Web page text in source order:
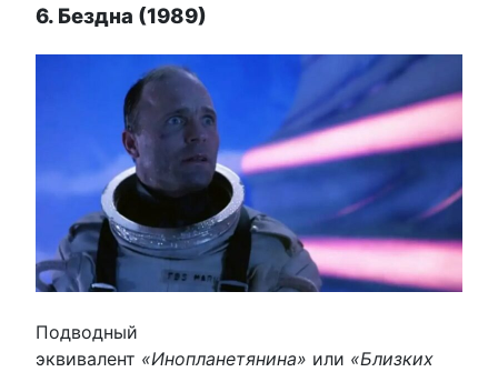
6. Бездна (1989)
Подводный
эквивалент «Инопланетянина» или «Близких